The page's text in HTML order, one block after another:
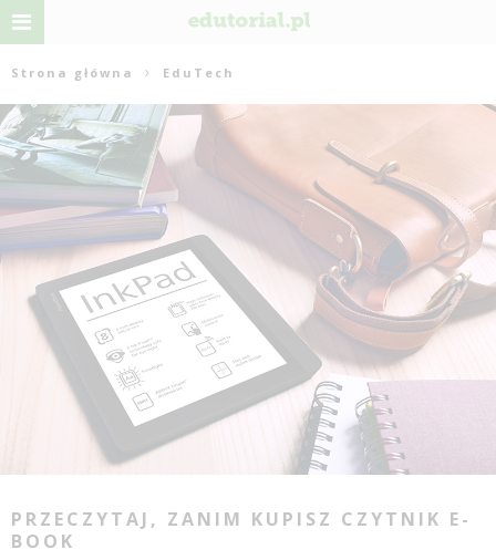
Strona główna EduTech
PRZECZYTAJ, ZANIM KUPISZ CZYTNIK E-
BOOK